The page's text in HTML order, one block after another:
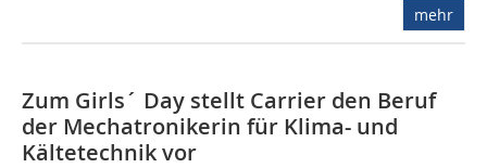
mehr
Zum Girls´ Day stellt Carrier den Beruf
der Mechatronikerin für Klima- und
Kältetechnik vor